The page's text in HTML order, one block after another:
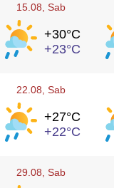
15.08 , Sab
+30°C
+23°C
22.08 , Sab
+27°C
+22°C
29.08 , Sab